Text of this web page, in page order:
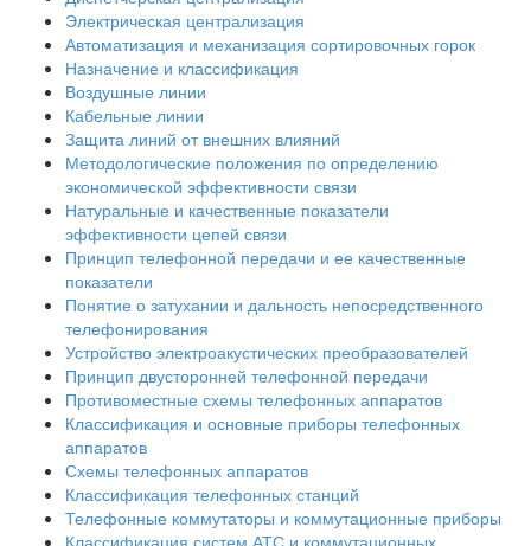
Электрическая централизация
Автоматизация и механизация сортировочных горок
Назначение и классификация
Воздушные линии
Кабельные линии
Защита линий от внешних влияний
Методологические положения по определению
экономической эффективности связи
Натуральные и качественные показатели
эффективности цепей связи
Принцип телефонной передачи и ее качественные
показатели
Понятие о затухании и дальность непосредственного
телефонирования
Устройство электроакустических преобразователей
Принцип двусторонней телефонной передачи
Противоместные схемы телефонных аппаратов
Классификация и основные приборы телефонных
аппаратов
Схемы телефонных аппаратов
Классификация телефонных станций
Телефонные коммутаторы и коммутационные приборы